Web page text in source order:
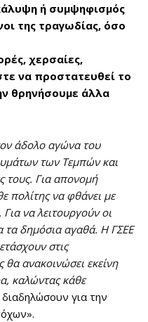
ή συμψηφισμός
της τραγωδίας, όσο
χερσαίες,
να προστατευθεί το
θρηνήσουμε άλλα
άδολο αγώνα του
των Τεμπών και
τους. Για απονομή
πολίτης να φθάνει με
να λειτουργούν οι
τα δημόσια αγαθά. Η ΓΣΕΕ
στις
θα ανακοινώσει εκείνη
καλώντας κάθε
για την